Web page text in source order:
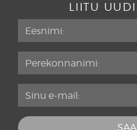
LIITU